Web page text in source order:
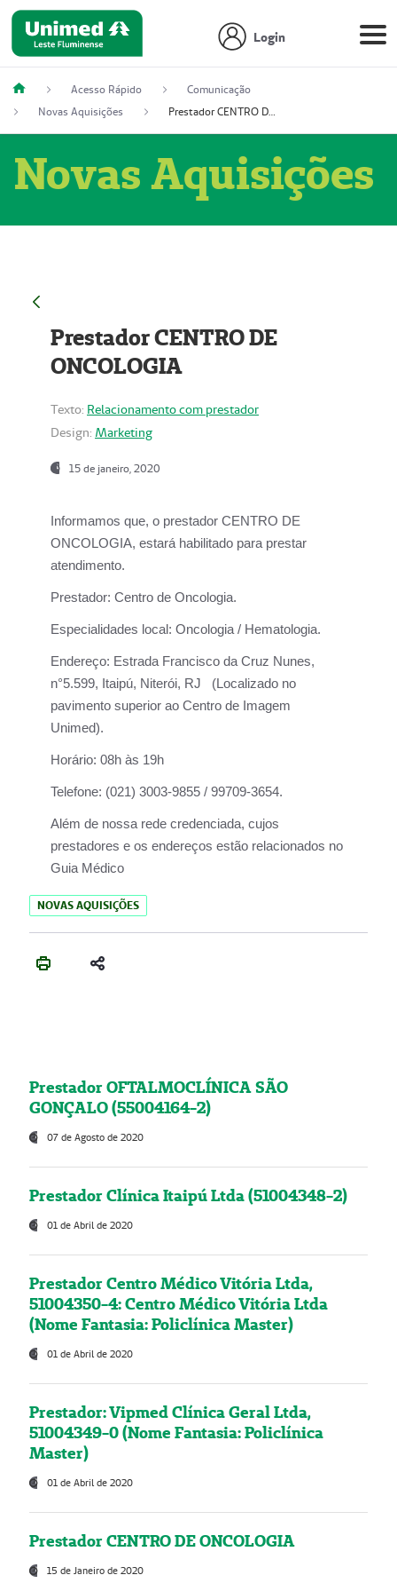
Login
Acesso Rápido
Comunicação
Novas Aquisições
Prestador CENTRO DE ONCOLOGIA
Novas Aquisições
Prestador CENTRO DE
ONCOLOGIA
Texto: Relacionamento com prestador
Design: Marketing
15 de janeiro, 2020
Informamos que, o prestador CENTRO DE
ONCOLOGIA, estará habilitado para prestar
atendimento.
Prestador: Centro de Oncologia.
Especialidades local: Oncologia / Hematologia.
Endereço: Estrada Francisco da Cruz Nunes,
n°5.599, Itaipú, Niterói, RJ (Localizado no
pavimento superior ao Centro de Imagem
Unimed).
Horário: 08h às 19h
Telefone: (021) 3003-9855 / 99709-3654.
Além de nossa rede credenciada, cujos
prestadores e os endereços estão relacionados no
Guia Médico
NOVAS AQUISIÇÕES
Prestador OFTALMOCLÍNICA SÃO
GONÇALO (55004164-2)
07 de Agosto de 2020
Prestador Clínica Itaipú Ltda (51004348-2)
01 de Abril de 2020
Prestador Centro Médico Vitória Ltda,
51004350-4: Centro Médico Vitória Ltda
(Nome Fantasia: Policlínica Master)
01 de Abril de 2020
Prestador: Vipmed Clínica Geral Ltda,
51004349-0 (Nome Fantasia: Policlínica
Master)
01 de Abril de 2020
Prestador CENTRO DE ONCOLOGIA
15 de Janeiro de 2020